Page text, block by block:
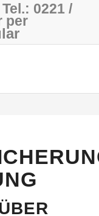
0221 /
per